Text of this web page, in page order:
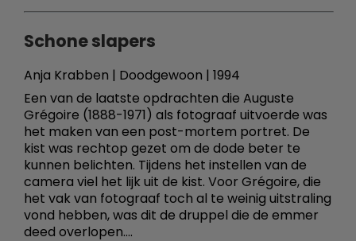
Schone slapers
Anja Krabben | Doodgewoon | 1994
Een van de laatste opdrachten die Auguste
Grégoire (1888-1971) als fotograaf uitvoerde was
het maken van een post-mortem portret. De
kist was rechtop gezet om de dode beter te
kunnen belichten. Tijdens het instellen van de
camera viel het lijk uit de kist. Voor Grégoire, die
het vak van fotograaf toch al te weinig uitstraling
vond hebben, was dit de druppel die de emmer
deed overlopen....